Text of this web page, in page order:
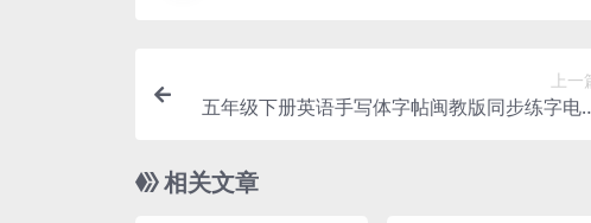
上一
五年级下册英语手写体字帖闽教版同步练字电
相关文章